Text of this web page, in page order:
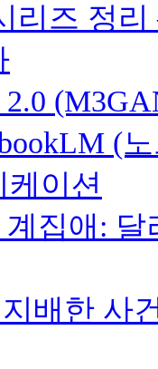
리즈 정
(
케이션
집애:
배한 사